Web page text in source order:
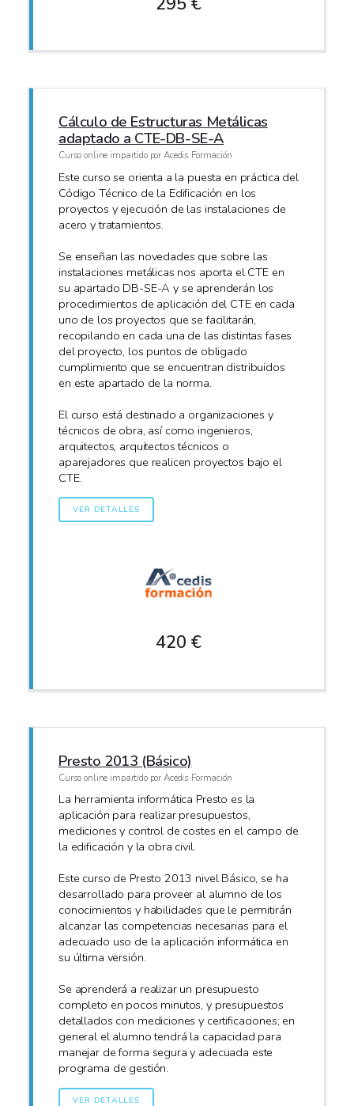
Cálculo de Estructuras Metálicas
adaptado a CTE-DB-SE-A
Curso online impartido por Acedis Formación
Este curso se orienta a la puesta en práctica del
Código Técnico de la Edificación en los
proyectos y ejecución de las instalaciones de
acero y tratamientos.
Se enseñan las novedades que sobre las
instalaciones metálicas nos aporta el CTE en
su apartado DB-SE-A y se aprenderán los
procedimientos de aplicación del CTE en cada
uno de los proyectos que se facilitarán,
recopilando en cada una de las distintas fases
del proyecto, los puntos de obligado
cumplimiento que se encuentran distribuidos
en este apartado de la norma.
El curso está destinado a organizaciones y
técnicos de obra, así como ingenieros,
arquitectos, arquitectos técnicos o
aparejadores que realicen proyectos bajo el
CTE.
VER DETALLES
420 €
Presto 2013 (Básico)
Curso online impartido por Acedis Formación
La herramienta informática Presto es la
aplicación para realizar presupuestos,
mediciones y control de costes en el campo de
la edificación y la obra civil.
Este curso de Presto 2013 nivel Básico, se ha
desarrollado para proveer al alumno de los
conocimientos y habilidades que le permitirán
alcanzar las competencias necesarias para el
adecuado uso de la aplicación informática en
su última versión.
Se aprenderá a realizar un presupuesto
completo en pocos minutos, y presupuestos
detallados con mediciones y certificaciones; en
general el alumno tendrá la capacidad para
manejar de forma segura y adecuada este
programa de gestión.
VER DETALLES